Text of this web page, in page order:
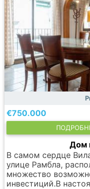
€750.000
Дом
В самом сердце
улице Рамбла,
множество
инвестиций.В